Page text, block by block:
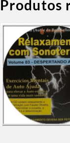
Produtos